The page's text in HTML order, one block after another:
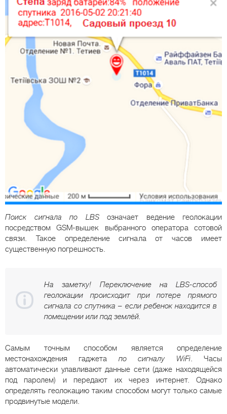
Поиск сигнала по LBSозначает ведение геолокации
посредством GSM-вышек выбранного оператора сотовой
связи. Такое определение сигнала от часов имеет
существенную погрешность.
На заметку! Переключение на LBS-способ
геолокации происходит при потере прямого
сигнала со спутника – если ребенок находится в
помещении или под землёй.
Самым точным способом является определение
местонахождения гаджета по сигналу WiFi. Часы
автоматически улавливают данные сети (даже находящейся
под паролем) и передают их через интернет. Однако
определять геолокацию таким способом могут только самые
продвинутые модели.